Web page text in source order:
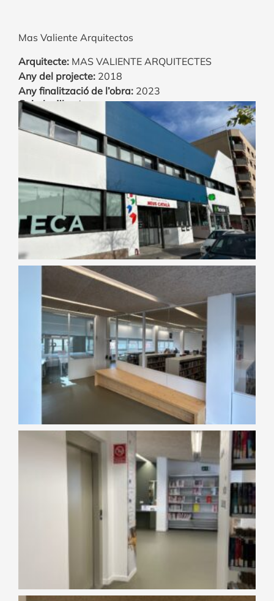
Mas Valiente Arquitectos
Arquitecte: MAS VALIENTE ARQUITECTES
Any del projecte: 2018
Any finalització de l’obra: 2023
Galeria d'imatges